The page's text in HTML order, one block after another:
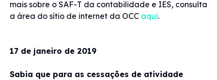
mais sobre o SAF-T da contabilidade e IES, consulta
a área do sítio de internet da OCC aqui.
17 de janeiro de 2019
Sabia que para as cessações de atividade